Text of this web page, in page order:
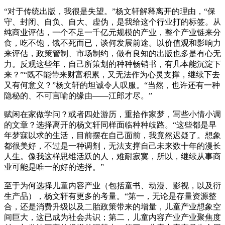
“对于传统出版，我很是失望。”杨文轩解释离开的理由，“保
守、封闭、自负、自大、虚伪，是我给这个行业打的标签。从
纯商业评估，一个不足一千亿元规模的产业，整个产业链来分
食，吃不饱，饿不死而已，谈何发展前途。以价值观和影响力
来评估，政策管制、市场制约，做有良知的出版也多是有心无
力。反观这些年，自己所策划的种种畅销书，有几本能沉淀下
来？”“既不能带来财富积累，又无法作为心灵支撑，继续下去
又有何意义？”杨文轩的坦诚令人叹服。“当然，也许还有一种
隐秘的、不可言喻的缘由——江郎才尽。”
赋闲在家做学问？或者四处游历，重拾作家梦，写些小情小调
的文章？选择离开的杨文轩同样面临种种歧路。“这些都是早
年梦寐以求的生活，目前摆在自己面前，我竟然迟疑了。想象
都很美好，不过是一种调剂，无法支撑自己未来数十年的漫长
人生。像我这样思维活跃的人，难耐寂寞，所以，继续从事商
业可能是唯一的好的选择。”
至于为何选择儿童内容产业（包括童书、动漫、影视，以及衍
生产品），杨文轩有更多的考量。“第一，无论是存量资源整
合，还是消费升级以及二胎政策带来的增量，儿童产业想象空
间巨大，这已成为社会共识；第二，儿童内容产业产业聚焦度